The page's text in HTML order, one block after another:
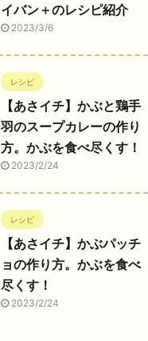
イバン＋のレシピ紹介
2023/3/6
レシピ
【あさイチ】かぶと鶏手
羽のスープカレーの作り
方。かぶを食べ尽くす！
2023/2/24
レシピ
【あさイチ】かぶパッチ
ョの作り方。かぶを食べ
尽くす！
2023/2/24